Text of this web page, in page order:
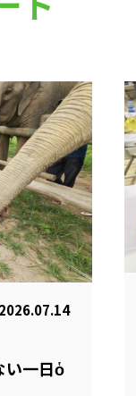
2026.07.14
い一日ὁ